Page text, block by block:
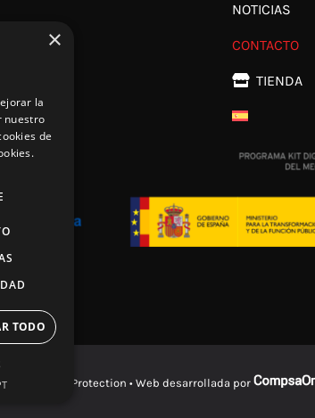
NOTICIAS
CONTACTO
TIENDA
DRS Racing Protection • Web desarrollada por
×
la
nuestro
de
TODO